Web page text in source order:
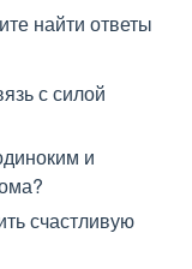
найти ответы
с силой
и
счастливую